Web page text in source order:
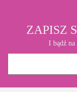
ZAPISZ
I bądź na